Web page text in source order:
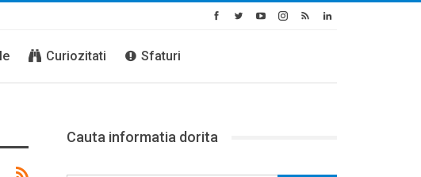
Curiozitati Sfaturi
Cauta informatia dorita